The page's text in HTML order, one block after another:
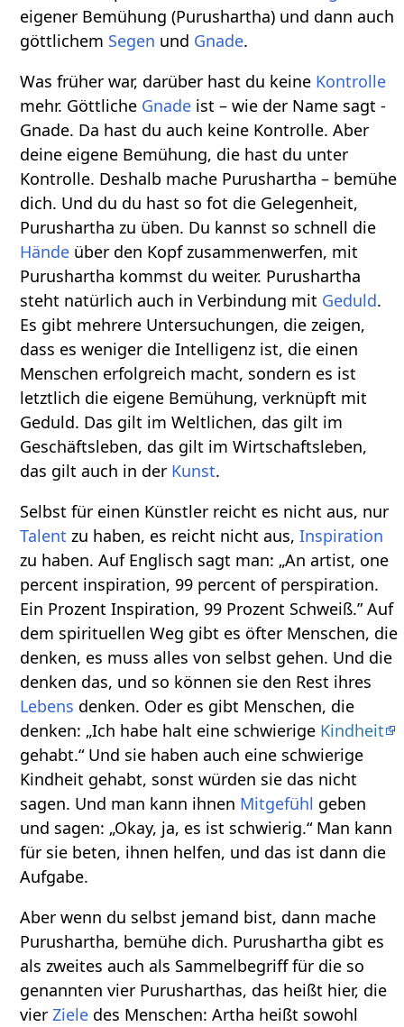
eigener Bemühung (Purushartha) und dann auch
göttlichem Segen und Gnade.
Was früher war, darüber hast du keine Kontrolle
mehr. Göttliche Gnade ist – wie der Name sagt -
Gnade. Da hast du auch keine Kontrolle. Aber
deine eigene Bemühung, die hast du unter
Kontrolle. Deshalb mache Purushartha – bemühe
dich. Und du du hast so fot die Gelegenheit,
Purushartha zu üben. Du kannst so schnell die
Hände über den Kopf zusammenwerfen, mit
Purushartha kommst du weiter. Purushartha
steht natürlich auch in Verbindung mit Geduld.
Es gibt mehrere Untersuchungen, die zeigen,
dass es weniger die Intelligenz ist, die einen
Menschen erfolgreich macht, sondern es ist
letztlich die eigene Bemühung, verknüpft mit
Geduld. Das gilt im Weltlichen, das gilt im
Geschäftsleben, das gilt im Wirtschaftsleben,
das gilt auch in der Kunst.
Selbst für einen Künstler reicht es nicht aus, nur
Talent zu haben, es reicht nicht aus,Inspiration
zu haben. Auf Englisch sagt man: „An artist, one
percent inspiration, 99 percent of perspiration.
Ein Prozent Inspiration, 99 Prozent Schweiß.” Auf
dem spirituellen Weg gibt es öfter Menschen, die
denken, es muss alles von selbst gehen. Und die
denken das, und so können sie den Rest ihres
Lebens denken. Oder es gibt Menschen, die
denken: „Ich habe halt eine schwierige Kindheit
gehabt.“ Und sie haben auch eine schwierige
Kindheit gehabt, sonst würden sie das nicht
sagen. Und man kann ihnen Mitgefühl geben
und sagen: „Okay, ja, es ist schwierig.“ Man kann
für sie beten, ihnen helfen, und das ist dann die
Aufgabe.
Aber wenn du selbst jemand bist, dann mache
Purushartha, bemühe dich. Purushartha gibt es
als zweites auch als Sammelbegriff für die so
genannten vier Purusharthas, das heißt hier, die
vierZiele des Menschen: Artha heißt sowohl